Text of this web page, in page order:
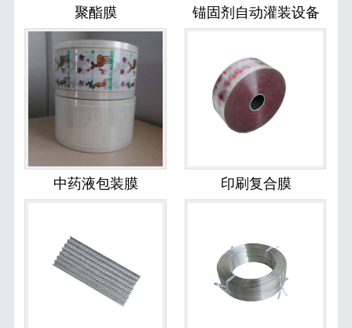
聚酯膜 锚固剂自动灌装设备
中药液包装膜 印刷复合膜